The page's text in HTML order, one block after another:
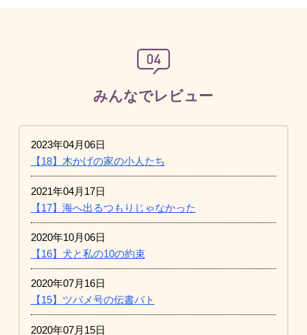
みんなでレビュー
2023年04月06日
【18】木かげの家の小人たち
2021年04月17日
【17】海へ出るつもりじゃなかった
2020年10月06日
【16】犬と私の10の約束
2020年07月16日
【15】ツバメ号の伝書バト
2020年07月15日